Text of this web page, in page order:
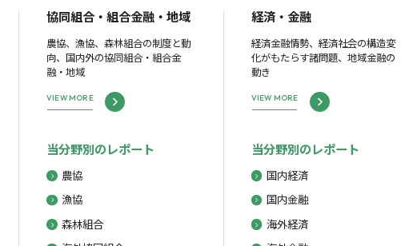
協同組合・組合金融・地域
農協、漁協、森林組合の制度と動
向、国内外の協同組合・組合金
融・地域
VIEW MORE
当分野別のレポート
農協
漁協
森林組合
経済・金融
経済金融情勢、経済社会の構造変
化がもたらす諸問題、地域金融の
動き
VIEW MORE
当分野別のレポート
国内経済
国内金融
海外経済